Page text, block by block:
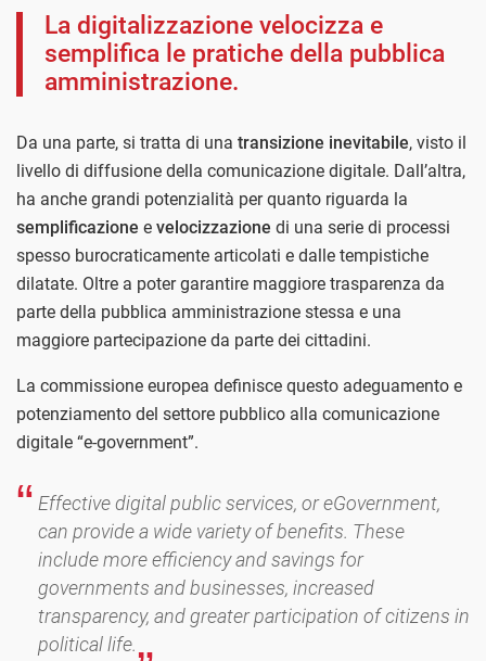
La digitalizzazione velocizza e
semplifica le pratiche della pubblica
amministrazione.
Da una parte, si tratta di una transizione inevitabile, visto il
livello di diffusione della comunicazione digitale. Dall’altra,
ha anche grandi potenzialità per quanto riguarda la
semplificazione e velocizzazione di una serie di processi
spesso burocraticamente articolati e dalle tempistiche
dilatate. Oltre a poter garantire maggiore trasparenza da
parte della pubblica amministrazione stessa e una
maggiore partecipazione da parte dei cittadini.
La commissione europea definisce questo adeguamento e
potenziamento del settore pubblico alla comunicazione
digitale “e-government”.
Effective digital public services, or eGovernment,
can provide a wide variety of benefits. These
include more efficiency and savings for
governments and businesses, increased
transparency, and greater participation of citizens in
political life.